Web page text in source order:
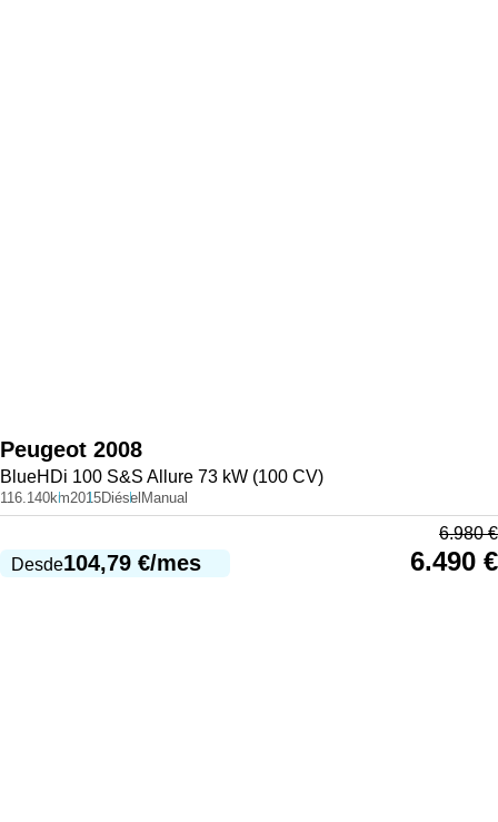
Peugeot 2008
BlueHDi 100 S&S Allure 73 kW (100 CV)
116.140km2015Diésel Manual
Desde104,79 €/mes
6.980€
6.490 €